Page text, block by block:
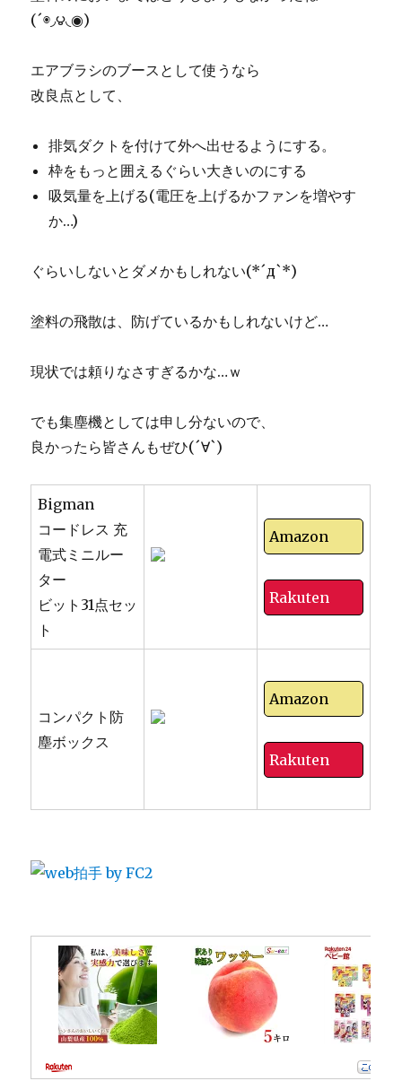
(´◉◞౪◟◉)
エアブラシのブースとして使うなら
改良点として、
排気ダクトを付けて外へ出せるようにする。
枠をもっと囲えるぐらい大きいのにする
吸気量を上げる(電圧を上げるかファンを増やす
か…)
ぐらいしないとダメかもしれない(*´д`*)
塗料の飛散は、防げているかもしれないけど…
現状では頼りなさすぎるかな…ｗ
でも集塵機としては申し分ないので、
良かったら皆さんもぜひ(´∀`)
Bigman
コードレス 充
電式ミニルー
ター
ビット31点セッ
ト
Amazon
Rakuten
コンパクト防
塵ボックス
Amazon
Rakuten